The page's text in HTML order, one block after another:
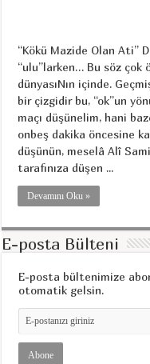
“Kökü Mazide Olan Ati”
“ulu”larken… Bu söz çok
dünyasıNın içinde.
bir çizgidir bu, “ok”un
maçı düşünelim, hani
onbeş dakika öncesine
düşünün, meselâ Alî
tarafınıza düşen ...
Devamını Oku »
E-posta Bülteni
E-posta bültenimize
otomatik gelsin.